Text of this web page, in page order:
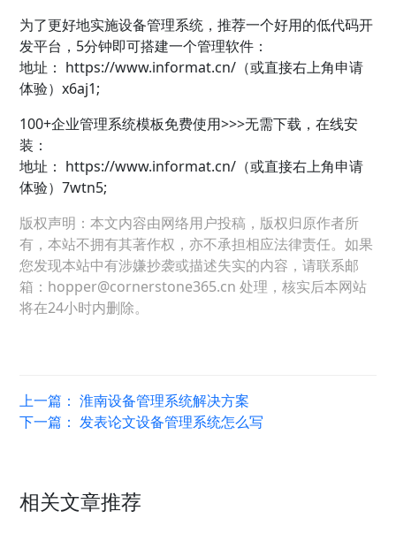
为了更好地实施设备管理系统，推荐一个好用的低代码开
发平台，5分钟即可搭建一个管理软件：
地址： https://www.informat.cn/（或直接右上角申请
体验）x6aj1;
100+企业管理系统模板免费使用>>>无需下载，在线安
装：
地址： https://www.informat.cn/（或直接右上角申请
体验）7wtn5;
版权声明：本文内容由网络用户投稿，版权归原作者所
有，本站不拥有其著作权，亦不承担相应法律责任。如果
您发现本站中有涉嫌抄袭或描述失实的内容，请联系邮
箱：hopper@cornerstone365.cn 处理，核实后本网站
将在24小时内删除。
上一篇：淮南设备管理系统解决方案
下一篇：发表论文设备管理系统怎么写
相关文章推荐